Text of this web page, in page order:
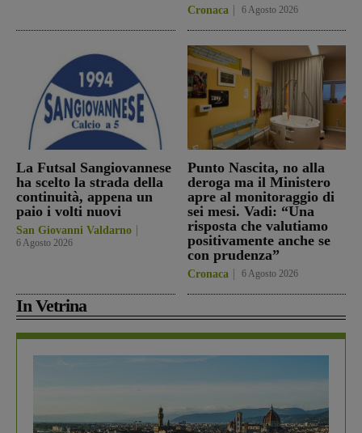
Cronaca 6 Agosto 2026
La Futsal Sangiovannese
ha scelto la strada della
continuità, appena un
paio i volti nuovi
San Giovanni Valdarno
6 Agosto 2026
Punto Nascita, no alla
deroga ma il Ministero
apre al monitoraggio di
sei mesi. Vadi: “Una
risposta che valutiamo
positivamente anche se
con prudenza”
Cronaca 6 Agosto 2026
In Vetrina